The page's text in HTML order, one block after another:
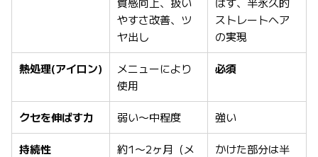
やすさ改善、ツ
ヤ出し
ストレートヘア
の実現
熱処理(アイロン)
メニューにより
使用
必須
クセを伸ばす力 弱い〜中程度 強い
持続性
約1〜2ヶ月（メ
かけた部分は半